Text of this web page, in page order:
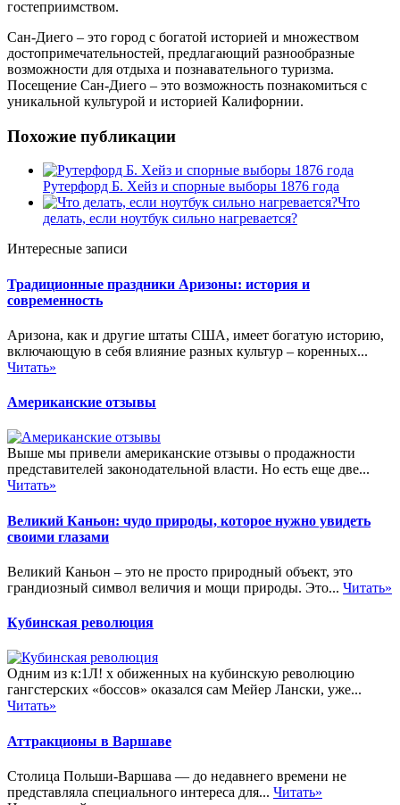
гостеприимством.
Сан-Диего – это город с богатой историей и множеством
достопримечательностей, предлагающий разнообразные
возможности для отдыха и познавательного туризма.
Посещение Сан-Диего – это возможность познакомиться с
уникальной культурой и историей Калифорнии.
Похожие публикации
Рутерфорд Б. Хейз и спорные выборы 1876 года
Что
делать, если ноутбук сильно нагревается?
Интересные записи
Традиционные праздники Аризоны: история и
современность
Аризона, как и другие штаты США, имеет богатую историю,
включающую в себя влияние разных культур – коренных...
Читать»
Американские отзывы
Выше мы привели американские отзывы о продажности
представителей законодательной власти. Но есть еще две...
Читать»
Великий Каньон: чудо природы, которое нужно увидеть
своими глазами
Великий Каньон – это не просто природный объект, это
грандиозный символ величия и мощи природы. Это... Читать»
Кубинская революция
Одним из к:1Л! х обиженных на кубинскую революцию
гангстерских «боссов» оказался сам Мейер Лански, уже...
Читать»
Аттракционы в Варшаве
Столица Польши-Варшава — до недавнего времени не
представляла специального интереса для... Читать»